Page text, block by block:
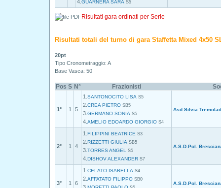
4. GUARNERA SARA S5
Risultati gara ordinati per Serie
Risultati totali del turno di gara Staffetta Mixed 4x50
20pt
Tipo Cronometraggio: A
Base Vasca: 50
Pos S N° Frazionisti
1° 1 5
1. SANTONOCITO LISA S5
2. CREA PIETRO SB5
3. GERMANO SONIA S5
4. AMELIO EDOARDO GIORGIO S4
Asd Silvia
2° 1 4
1. FILIPPINI BEATRICE S3
2. RIZZETTI GIULIA SB5
3. TORRES ANGEL S5
4. DISHOV ALEXANDER S7
A.S.D.Pol.
3° 1 6
1. CELATO ISABELLA S4
2. AFFATATO FILIPPO SB0
A.S.D.Pol.